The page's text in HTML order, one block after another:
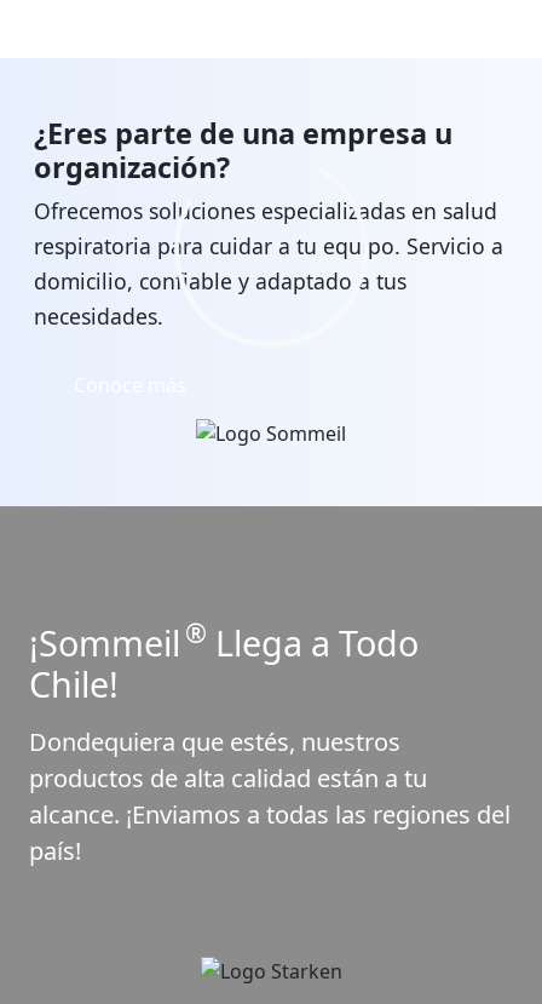
¿Eres parte de una empresa u
organización?
Ofrecemos soluciones especializadas en salud
respiratoria para cuidar a tu equipo. Servicio a
domicilio, confiable y adaptado a tus
necesidades.
¡Sommeil ® Llega a Todo
Chile!
Dondequiera que estés, nuestros
productos de alta calidad están a tu
alcance. ¡Enviamos a todas las regiones del
país!